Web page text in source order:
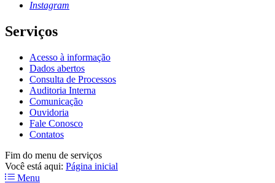
Instagram
Serviços
Acesso à informação
Dados abertos
Consulta de Processos
Auditoria Interna
Comunicação
Ouvidoria
Fale Conosco
Contatos
Fim do menu de serviços
Você está aqui: Página inicial
Menu